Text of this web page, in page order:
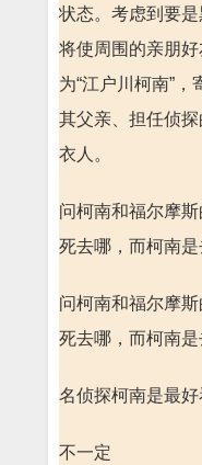
状态。考虑到要
将使周围的亲朋
为“江户川柯南”
其父亲、担任侦
衣人。
问柯南和福尔摩
死去哪，而柯南是
问柯南和福尔摩
死去哪，而柯南是
名侦探柯南是最
不一定